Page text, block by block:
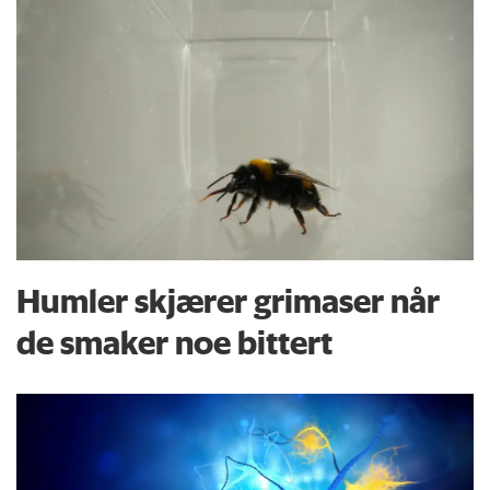
Humler skjærer grimaser når
de smaker noe bittert